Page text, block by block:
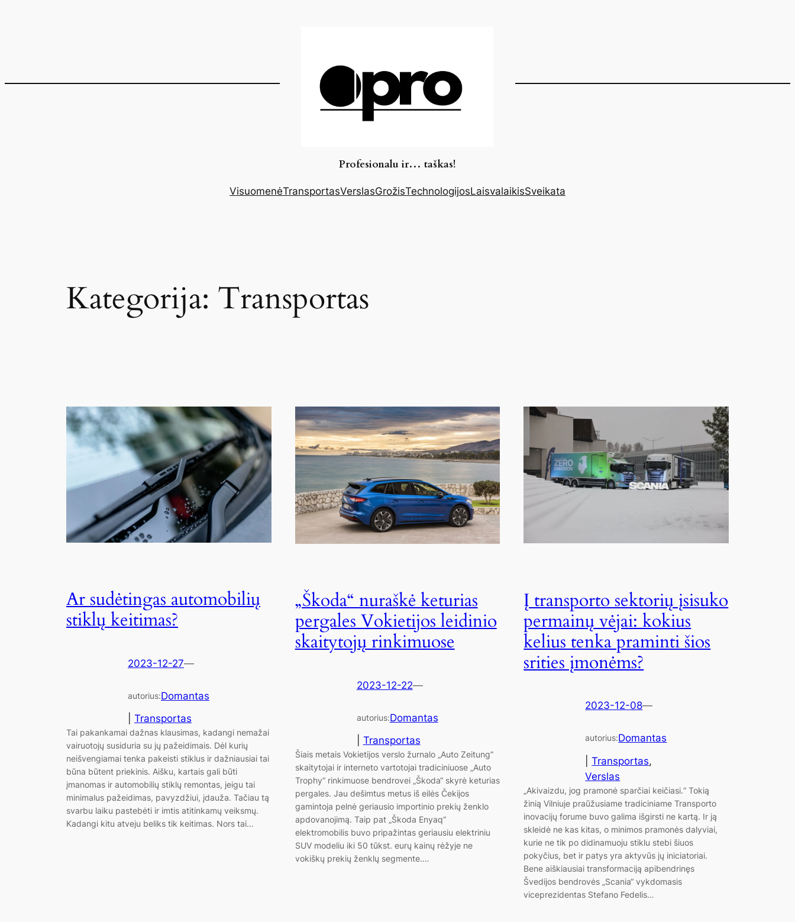
Profesionalu ir… taškas!
VisuomenėTransportasVerslasGrožisTechnologijosLaisvalaikisSveikata
Kategorija: Transportas
Ar sudėtingas automobilių
stiklų keitimas?
2023-12-27—
autorius:Domantas
Transportas
Tai pakankamai dažnas klausimas, kadangi nemažai
vairuotojų susiduria su jų pažeidimais. Dėl kurių
neišvengiamai tenka pakeisti stiklus ir dažniausiai tai
būna būtent priekinis. Aišku, kartais gali būti
įmanomas ir automobilių stiklų remontas, jeigu tai
minimalus pažeidimas, pavyzdžiui, įdauža. Tačiau tą
svarbu laiku pastebėti ir imtis atitinkamų veiksmų.
Kadangi kitu atveju beliks tik keitimas. Nors tai…
„Škoda“ nuraškė keturias
pergales Vokietijos leidinio
skaitytojų rinkimuose
2023-12-22—
autorius:Domantas
Transportas
Šiais metais Vokietijos verslo žurnalo „Auto Zeitung“
skaitytojai ir interneto vartotojai tradiciniuose „Auto
Trophy“ rinkimuose bendrovei „Škoda“ skyrė keturias
pergales. Jau dešimtus metus iš eilės Čekijos
gamintoja pelnė geriausio importinio prekių ženklo
apdovanojimą. Taip pat „Škoda Enyaq“
elektromobilis buvo pripažintas geriausiu elektriniu
SUV modeliu iki 50 tūkst. eurų kainų rėžyje ne
vokiškų prekių ženklų segmente.…
Į transporto sektorių įsisuko
permainų vėjai: kokius
kelius tenka praminti šios
srities įmonėms?
2023-12-08—
autorius:Domantas
|Transportas
Verslas
„Akivaizdu, jog pramonė sparčiai keičiasi.“ Tokią
žinią Vilniuje praūžusiame tradiciniame Transporto
inovacijų forume buvo galima išgirsti ne kartą. Ir ją
skleidė ne kas kitas, o minimos pramonės dalyviai,
kurie ne tik po didinamuoju stiklu stebi šiuos
pokyčius, bet ir patys yra aktyvūs jų iniciatoriai.
Bene aiškiausiai transformaciją apibendrinęs
Švedijos bendrovės „Scania“ vykdomasis
viceprezidentas Stefano Fedelis…